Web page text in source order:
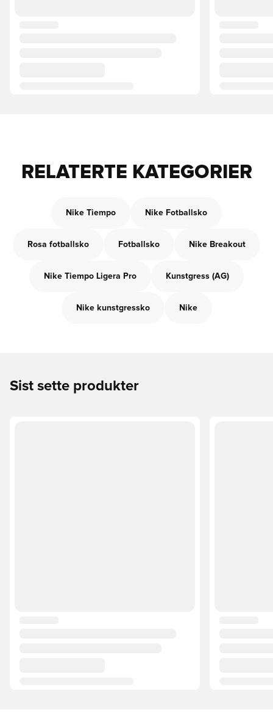
RELATERTE KATEGORIER
Nike Tiempo Nike Fotballsko
Rosa fotballsko Fotballsko Nike Breakout
Nike Tiempo Ligera Pro Kunstgress (AG)
Nike kunstgressko Nike
Sist sette produkter